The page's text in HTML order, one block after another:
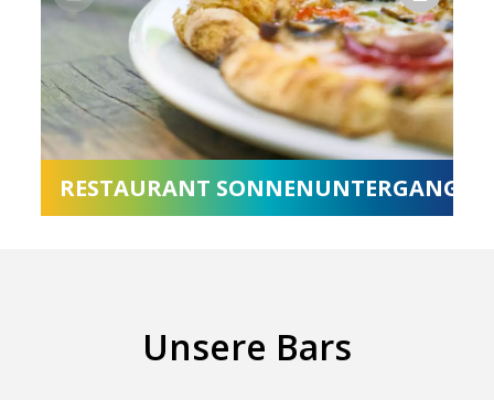
RESTAURANT SONNENUNTERGANG
Unsere Bars